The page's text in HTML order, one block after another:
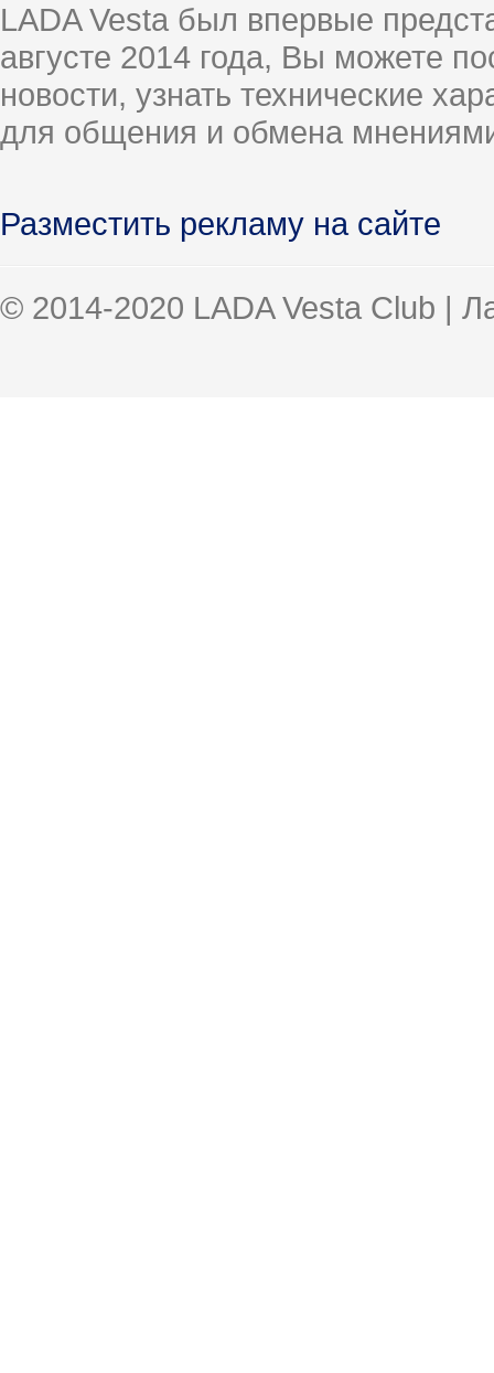
LADA Vesta был впервые
августе 2014 года, Вы можете
новости, узнать технические
для общения и обмена
Разместить рекламу на сайте
© 2014-2020 LADA Vesta Club |